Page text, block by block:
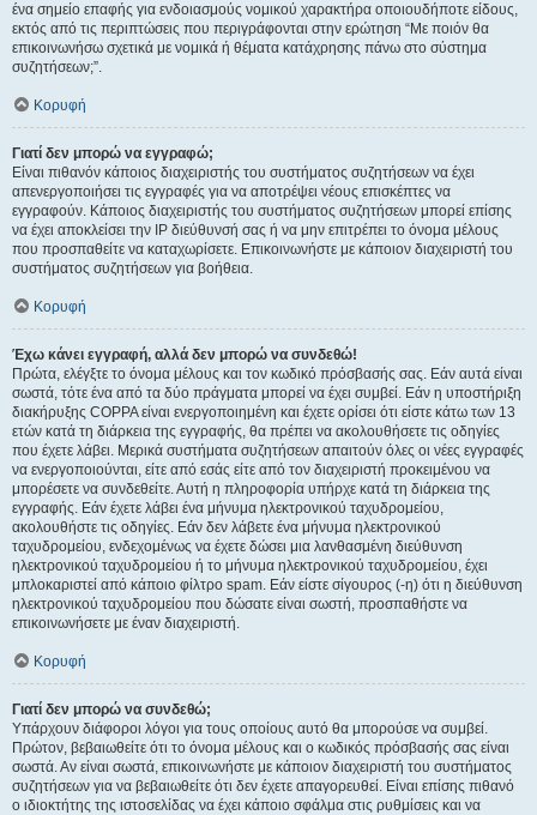
ένα σημείο επαφής για ενδοιασμούς νομικού χαρακτήρα οποιουδήποτε είδους,
εκτός από τις περιπτώσεις που περιγράφονται στην ερώτηση “Με ποιόν θα
επικοινωνήσω σχετικά με νομικά ή θέματα κατάχρησης πάνω στο σύστημα
συζητήσεων;”.
Κορυφή
Γιατί δεν μπορώ να εγγραφώ;
Είναι πιθανόν κάποιος διαχειριστής του συστήματος συζητήσεων να έχει
απενεργοποιήσει τις εγγραφές για να αποτρέψει νέους επισκέπτες να
εγγραφούν. Κάποιος διαχειριστής του συστήματος συζητήσεων μπορεί επίσης
να έχει αποκλείσει την IP διεύθυνσή σας ή να μην επιτρέπει το όνομα μέλους
που προσπαθείτε να καταχωρίσετε. Επικοινωνήστε με κάποιον διαχειριστή του
συστήματος συζητήσεων για βοήθεια.
Κορυφή
Έχω κάνει εγγραφή, αλλά δεν μπορώ να συνδεθώ!
Πρώτα, ελέγξτε το όνομα μέλους και τον κωδικό πρόσβασής σας. Εάν αυτά είναι
σωστά, τότε ένα από τα δύο πράγματα μπορεί να έχει συμβεί. Εάν η υποστήριξη
διακήρυξης COPPA είναι ενεργοποιημένη και έχετε ορίσει ότι είστε κάτω των 13
ετών κατά τη διάρκεια της εγγραφής, θα πρέπει να ακολουθήσετε τις οδηγίες
που έχετε λάβει. Μερικά συστήματα συζητήσεων απαιτούν όλες οι νέες εγγραφές
να ενεργοποιούνται, είτε από εσάς είτε από τον διαχειριστή προκειμένου να
μπορέσετε να συνδεθείτε. Αυτή η πληροφορία υπήρχε κατά τη διάρκεια της
εγγραφής. Εάν έχετε λάβει ένα μήνυμα ηλεκτρονικού ταχυδρομείου,
ακολουθήστε τις οδηγίες. Εάν δεν λάβετε ένα μήνυμα ηλεκτρονικού
ταχυδρομείου, ενδεχομένως να έχετε δώσει μια λανθασμένη διεύθυνση
ηλεκτρονικού ταχυδρομείου ή το μήνυμα ηλεκτρονικού ταχυδρομείου, έχει
μπλοκαριστεί από κάποιο φίλτρο spam. Εάν είστε σίγουρος (-η) ότι η διεύθυνση
ηλεκτρονικού ταχυδρομείου που δώσατε είναι σωστή, προσπαθήστε να
επικοινωνήσετε με έναν διαχειριστή.
Κορυφή
Γιατί δεν μπορώ να συνδεθώ;
Υπάρχουν διάφοροι λόγοι για τους οποίους αυτό θα μπορούσε να συμβεί.
Πρώτον, βεβαιωθείτε ότι το όνομα μέλους και ο κωδικός πρόσβασής σας είναι
σωστά. Αν είναι σωστά, επικοινωνήστε με κάποιον διαχειριστή του συστήματος
συζητήσεων για να βεβαιωθείτε ότι δεν έχετε απαγορευθεί. Είναι επίσης πιθανό
ο ιδιοκτήτης της ιστοσελίδας να έχει κάποιο σφάλμα στις ρυθμίσεις και να